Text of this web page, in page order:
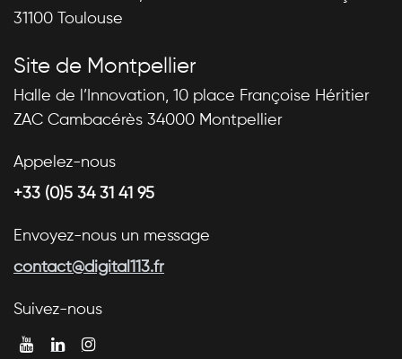
31100 Toulouse
Site de Montpellier
Halle de l’Innovation, 10 place Françoise Héritier
ZAC Cambacérès 34000 Montpellier
Appelez-nous
+33 (0)5 34 31 41 95
Envoyez-nous un message
contact@digital113.fr
Suivez-nous